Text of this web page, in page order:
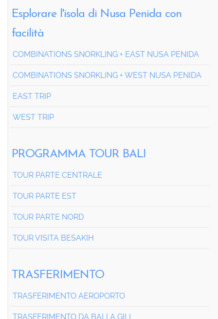
Esplorare l'isola di Nusa Penida con
facilità
COMBINATIONS SNORKLING + EAST NUSA PENIDA
COMBINATIONS SNORKLING + WEST NUSA PENIDA
EAST TRIP
WEST TRIP
PROGRAMMA TOUR BALI
TOUR PARTE CENTRALE
TOUR PARTE EST
TOUR PARTE NORD
TOUR VISITA BESAKIH
TRASFERIMENTO
TRASFERIMENTO AEROPORTO
TRASFERIMENTO DA BALI A GILI